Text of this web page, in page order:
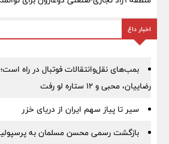
اخبار داغ
بمب‌های نقل‌وانتقالات فوتبال در راه
رضاییان، محبی و ۱۲ ستاره لو رفت
سیر تا پیاز سهم ایران از دریای خزر
بازگشت رسمی محسن مسلمان به